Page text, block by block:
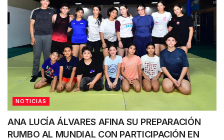
NOTICIAS
ANA LUCÍA ÁLVARES AFINA SU PREPARACIÓN
RUMBO AL MUNDIAL CON PARTICIPACIÓN EN